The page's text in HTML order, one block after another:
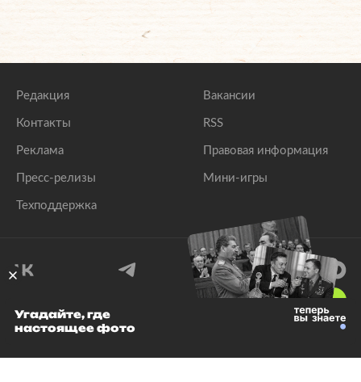
Редакция
Контакты
Реклама
Пресс-релизы
Техподдержка
Вакансии
RSS
Правовая информация
Мини-игры
© 1999–2026 Все права защищены.
Угадайте, где
настоящее фото